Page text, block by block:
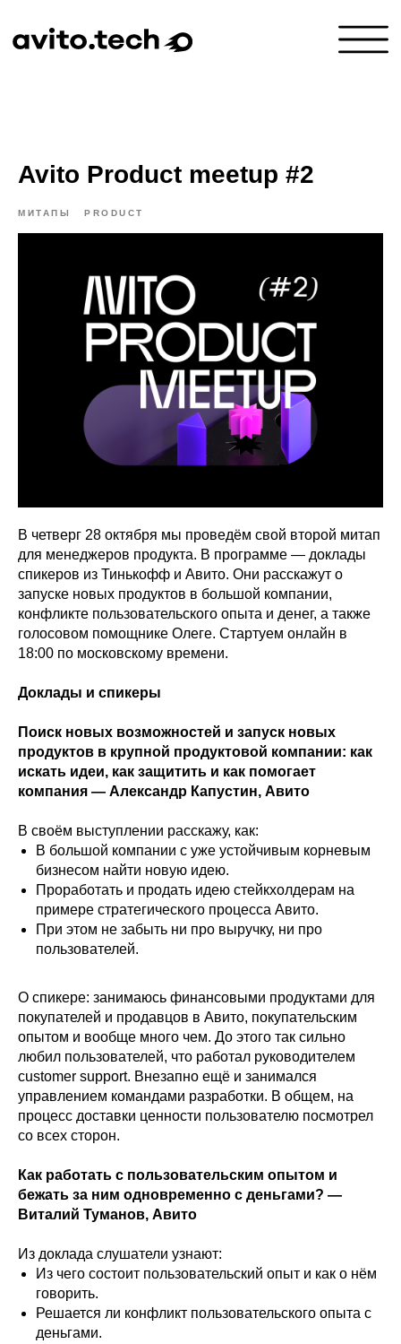
Avito Product meetup #2
МИТАПЫ PRODUCT
В четверг 28 октября мы проведём свой второй митап
для менеджеров продукта. В программе — доклады
спикеров из Тинькофф и Авито. Они расскажут о
запуске новых продуктов в большой компании,
конфликте пользовательского опыта и денег, а также
голосовом помощнике Олеге. Стартуем онлайн в
18:00 по московскому времени.
Доклады и спикеры
Поиск новых возможностей и запуск новых
продуктов в крупной продуктовой компании: как
искать идеи, как защитить и как помогает
компания — Александр Капустин, Авито
В своём выступлении расскажу, как:
В большой компании с уже устойчивым корневым
бизнесом найти новую идею.
Проработать и продать идею стейкхолдерам на
примере стратегического процесса Авито.
При этом не забыть ни про выручку, ни про
пользователей.
О спикере: занимаюсь финансовыми продуктами для
покупателей и продавцов в Авито, покупательским
опытом и вообще много чем. До этого так сильно
любил пользователей, что работал руководителем
customer support. Внезапно ещё и занимался
управлением командами разработки. В общем, на
процесс доставки ценности пользователю посмотрел
со всех сторон.
Как работать с пользовательским опытом и
бежать за ним одновременно с деньгами? —
Виталий Туманов, Авито
Из доклада слушатели узнают:
Из чего состоит пользовательский опыт и как о нём
говорить.
Решается ли конфликт пользовательского опыта с
деньгами.